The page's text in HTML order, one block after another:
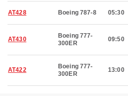
AT428 Boeing 787-8 05:30
AT430
Boeing 777-
300ER
09:50
AT422
Boeing 777-
300ER
13:00